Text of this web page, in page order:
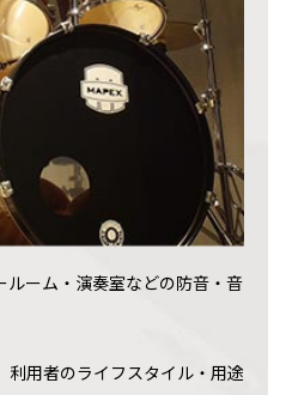
ルーム・演奏室などの防音・音
利用者のライフスタイル・用途